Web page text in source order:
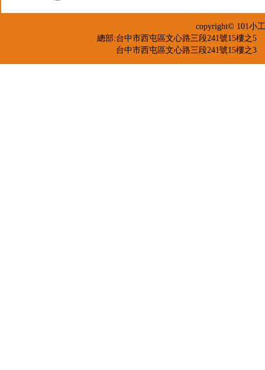
copyright© 101
總部:台中市西屯區文心路三段241號15樓之5
台中市西屯區文心路三段241號15樓之